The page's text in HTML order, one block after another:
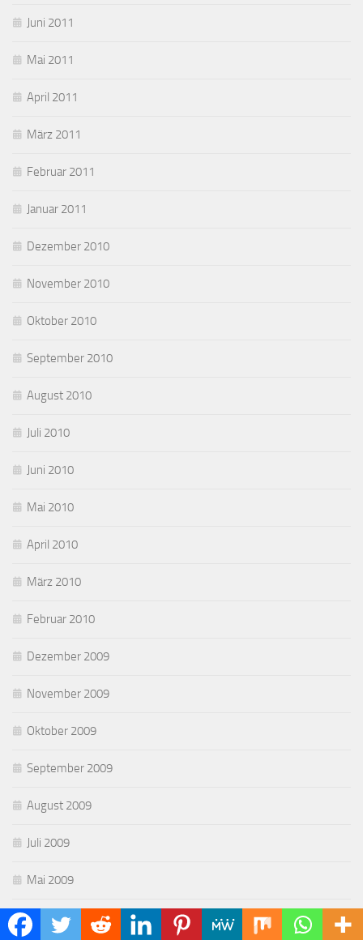
Juni 2011
Mai 2011
April 2011
März 2011
Februar 2011
Januar 2011
Dezember 2010
November 2010
Oktober 2010
September 2010
August 2010
Juli 2010
Juni 2010
Mai 2010
April 2010
März 2010
Februar 2010
Dezember 2009
November 2009
Oktober 2009
September 2009
August 2009
Juli 2009
Mai 2009
April 2009